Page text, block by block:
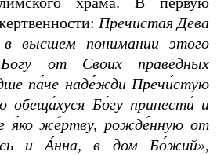
Пречистая Дева
высшем понимании этого
от Своих праведных
па́че наде́жди Пречи́стую
обеща́хуся Бо́гу принести́ и
я́ко же́ртву, рожде́нную от
и А́нна, в дом Бо́жий»,